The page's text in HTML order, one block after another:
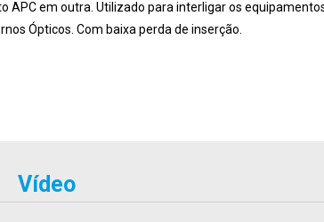
APC em outra. Utilizado para interligar os
Ópticos. Com baixa perda de inserção.
Vídeo